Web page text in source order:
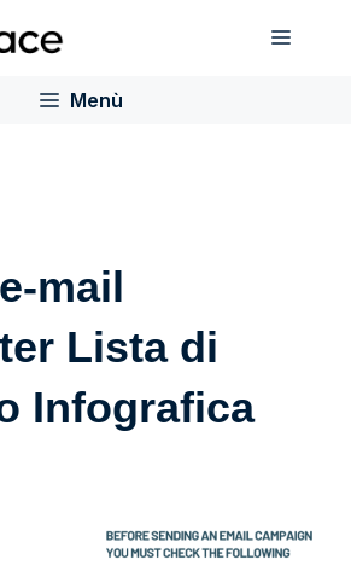
Menù
Menù
mail
Lista di
Infografica